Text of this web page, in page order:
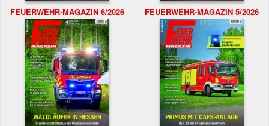
FEUERWEHR-MAGAZIN 6/2026 FEUERWEHR-MAGAZIN 5/2026